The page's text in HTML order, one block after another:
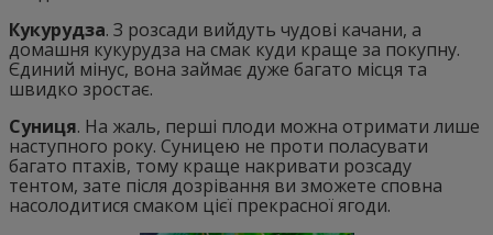
Кукурудза. З розсади вийдуть чудові качани, а
домашня кукурудза на смак куди краще за покупну.
Єдиний мінус, вона займає дуже багато місця та
швидко зростає.
Суниця. На жаль, перші плоди можна отримати лише
наступного року. Суницею не проти поласувати
багато птахів, тому краще накривати розсаду
тентом, зате після дозрівання ви зможете сповна
насолодитися смаком цієї прекрасної ягоди.